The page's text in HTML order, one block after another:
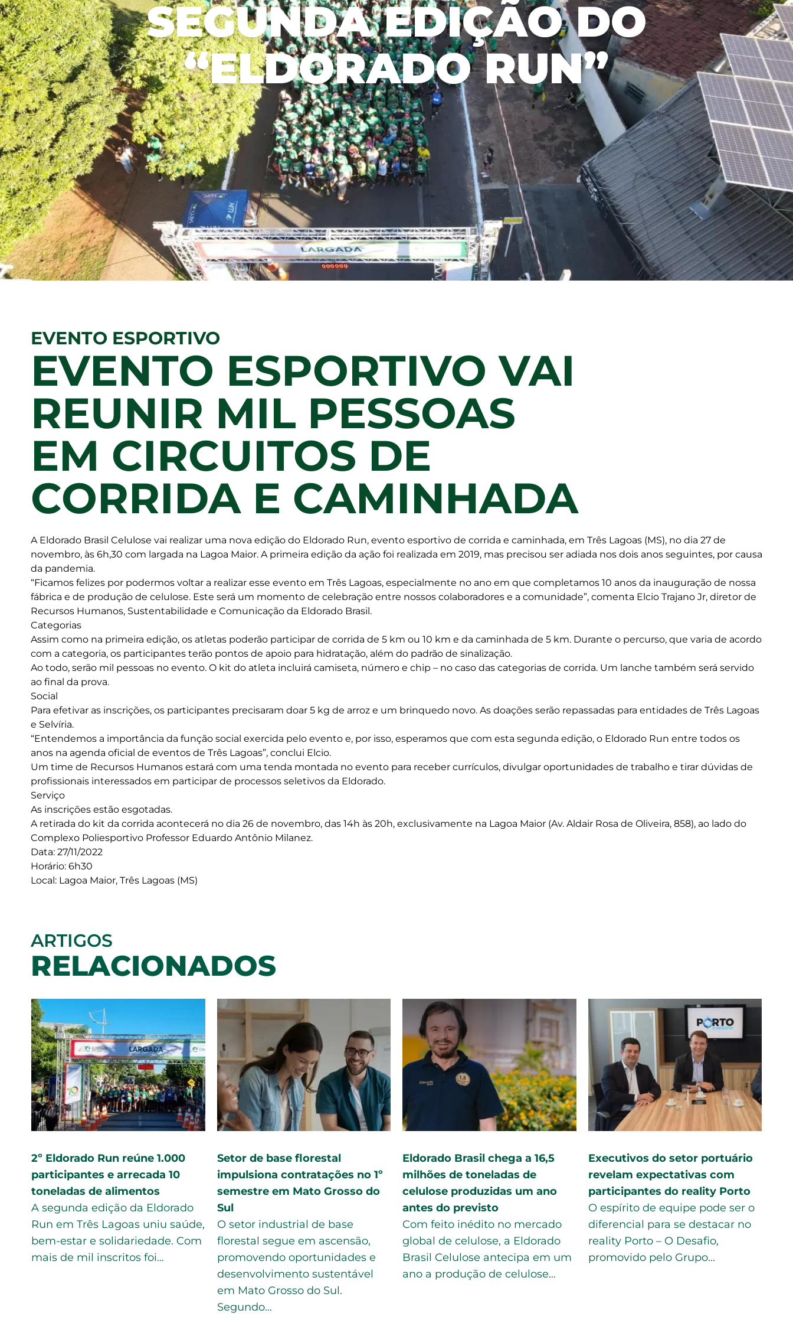
Recusar não essenciais Aceitar todos
Salvar preferências
adequado,
socialmente
benéfico e
economicamente
viável.
Relatório de Sustentabilidade
Plano de Manejo Florestal
com nossos
públicos e o
mercado.
SEGUNDA EDIÇÃO DO
“ELDORADO RUN”
EVENTO ESPORTIVO
EVENTO ESPORTIVO VAI
REUNIR MIL PESSOAS
EM CIRCUITOS DE
CORRIDA E CAMINHADA
A Eldorado Brasil Celulose vai realizar uma nova edição do Eldorado Run, evento esportivo de corrida e caminhada, em Três Lagoas (MS), no dia 27 de
novembro, às 6h,30 com largada na Lagoa Maior. A primeira edição da ação foi realizada em 2019, mas precisou ser adiada nos dois anos seguintes, por causa
da pandemia.
“Ficamos felizes por podermos voltar a realizar esse evento em Três Lagoas, especialmente no ano em que completamos 10 anos da inauguração de nossa
fábrica e de produção de celulose. Este será um momento de celebração entre nossos colaboradores e a comunidade”, comenta Elcio Trajano Jr, diretor de
Recursos Humanos, Sustentabilidade e Comunicação da Eldorado Brasil.
Categorias
Assim como na primeira edição, os atletas poderão participar de corrida de 5 km ou 10 km e da caminhada de 5 km. Durante o percurso, que varia de acordo
com a categoria, os participantes terão pontos de apoio para hidratação, além do padrão de sinalização.
Ao todo, serão mil pessoas no evento. O kit do atleta incluirá camiseta, número e chip – no caso das categorias de corrida. Um lanche também será servido
ao final da prova.
Social
Para efetivar as inscrições, os participantes precisaram doar 5 kg de arroz e um brinquedo novo. As doações serão repassadas para entidades de Três Lagoas
e Selvíria.
“Entendemos a importância da função social exercida pelo evento e, por isso, esperamos que com esta segunda edição, o Eldorado Run entre todos os
anos na agenda oficial de eventos de Três Lagoas”, conclui Elcio.
Um time de Recursos Humanos estará com uma tenda montada no evento para receber currículos, divulgar oportunidades de trabalho e tirar dúvidas de
profissionais interessados em participar de processos seletivos da Eldorado.
Serviço
As inscrições estão esgotadas.
A retirada do kit da corrida acontecerá no dia 26 de novembro, das 14h às 20h, exclusivamente na Lagoa Maior (Av. Aldair Rosa de Oliveira, 858), ao lado do
Complexo Poliesportivo Professor Eduardo Antônio Milanez.
Data: 27/11/2022
Horário: 6h30
Local: Lagoa Maior, Três Lagoas (MS)
ARTIGOS
RELACIONADOS
Eldorado Brasil comemora
geração de 321 mil megawatts
de energia verde
A Usina Termelétrica (UTE) Onça
Pintada, localizada no município
de Três Lagoas e que pertence à
Eldorado Brasil – fabricante…
Receita líquida da Eldorado
Brasil supera R$ 1,8 bilhão no 2º
trimestre deste ano
A fabricante de celulose
Eldorado do Brasil, situada em
Três Lagoas, na região do
Bolsão, fechou o segundo
trimestre deste…
Eldorado lucra R$ 1,09 bi no 3º
tri com aumento de preços e
ajuda do câmbio
A Eldorado anunciou nesta
sexta-feira que teve um salto de
208,5% no lucro do terceiro
trimestre sobre um ano antes, a
1,09…
Eldorado lucra R$1,09 bi no 3º
tri com aumento de preços e
ajuda do câmbio
A produção de celulose pela
companhia somou 476 mil
toneladas no período, alta de
14,4% ano a ano, enquanto as…